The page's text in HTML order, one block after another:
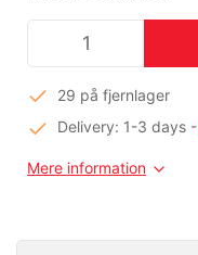
29 på fjernlager
Delivery: 1-3 days-
Mere information